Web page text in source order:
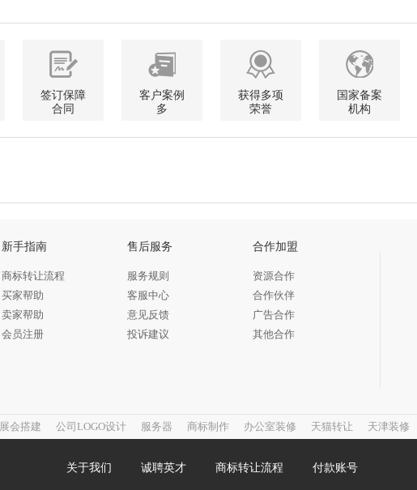
签订保障
合同
客户案例
多
获得多项
荣誉
国家备案
机构
新手指南
商标转让流程
买家帮助
卖家帮助
会员注册
售后服务
服务规则
客服中心
意见反馈
投诉建议
合作加盟
资源合作
合作伙伴
广告合作
其他合作
展会搭建 公司LOGO设计 服务器 商标制作 办公室装修 天猫转让 天津装修
关于我们 诚聘英才 商标转让流程 付款账号